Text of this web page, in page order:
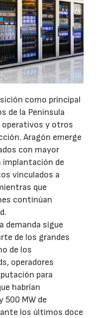
como principal
de la Península
operativos y otros
Aragón emerge
con mayor
implantación de
vinculados a
que
continúan
demanda sigue
de los grandes
de los
operadores
para
habrían
MW de
los últimos doce